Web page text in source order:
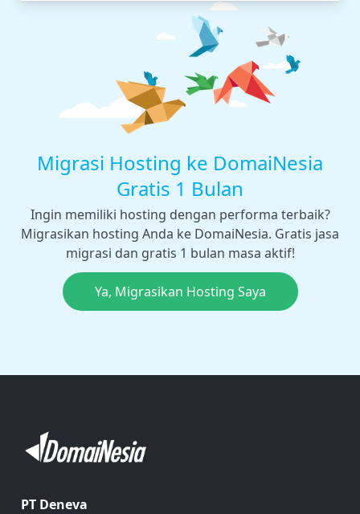
Migrasi Hosting ke DomaiNesia
Gratis 1 Bulan
Ingin memiliki hosting dengan performa terbaik?
Migrasikan hosting Anda ke DomaiNesia. Gratis jasa
migrasi dan gratis 1 bulan masa aktif!
Ya, Migrasikan Hosting Saya
PT Deneva